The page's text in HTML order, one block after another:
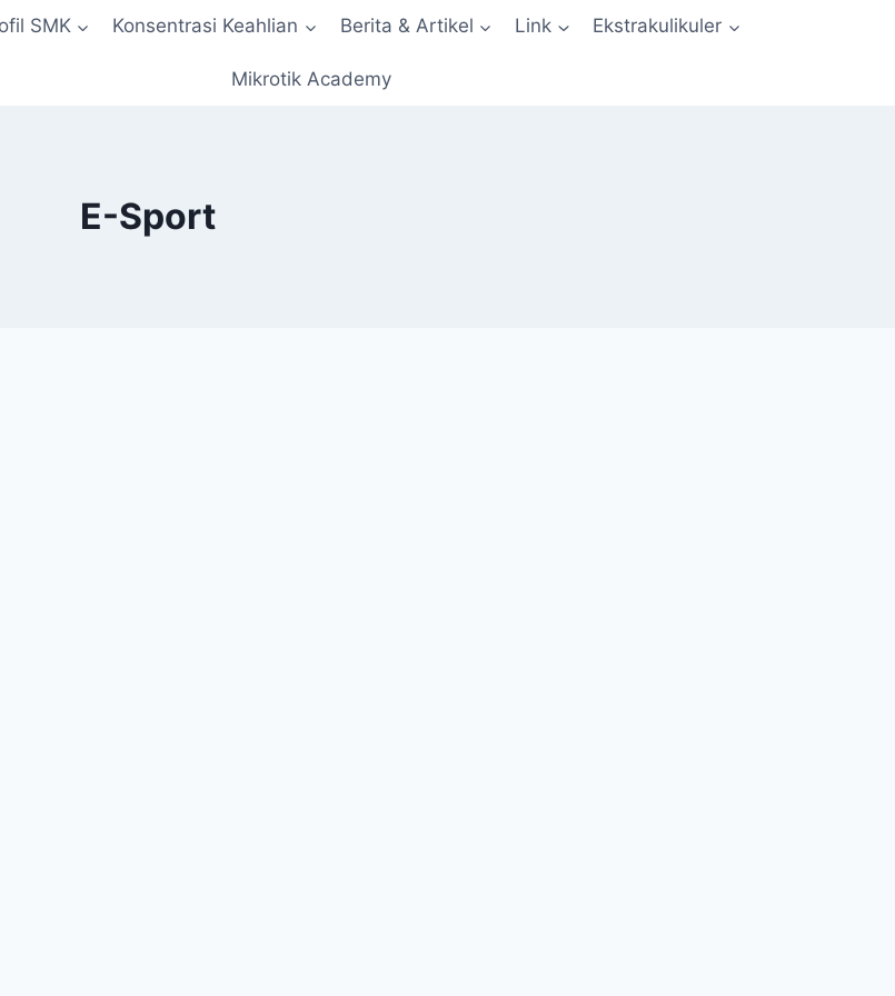
SMK Konsentrasi Keahlian Berita & Artikel Link Ekstrakulikuler
Mikrotik Academy
E-Sport